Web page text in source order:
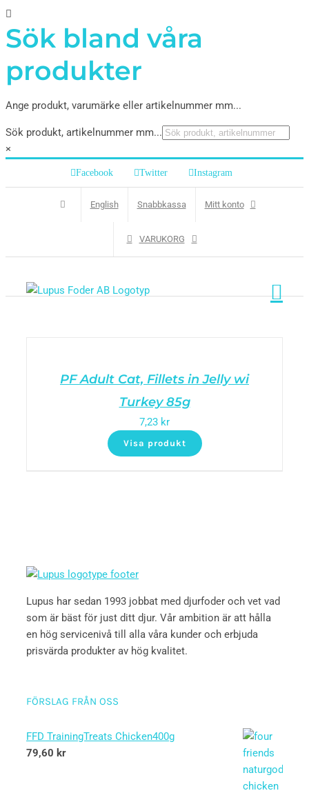
Sök bland våra
produkter
Ange produkt, varumärke eller artikelnummer mm...
Sök produkt, artikelnummer mm...
×
Facebook Twitter Instagram
English Snabbkassa Mitt konto
VARUKORG
PF Adult Cat, Fillets in Jelly wi
Turkey 85g
7,23 kr
Visa produkt
Lupus har sedan 1993 jobbat med djurfoder och vet vad
som är bäst för just ditt djur. Vår ambition är att hålla
en hög servicenivå till alla våra kunder och erbjuda
prisvärda produkter av hög kvalitet.
FÖRSLAG FRÅN OSS
FFD TrainingTreats Chicken400g
79,60 kr